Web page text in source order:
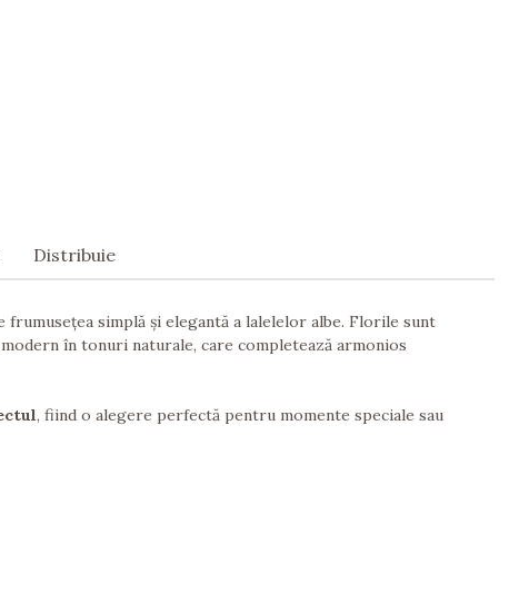
Distribuie
simplă și elegantă a lalelelor albe. Florile sunt
în tonuri naturale, care completează armonios
, fiind o alegere perfectă pentru momente speciale sau